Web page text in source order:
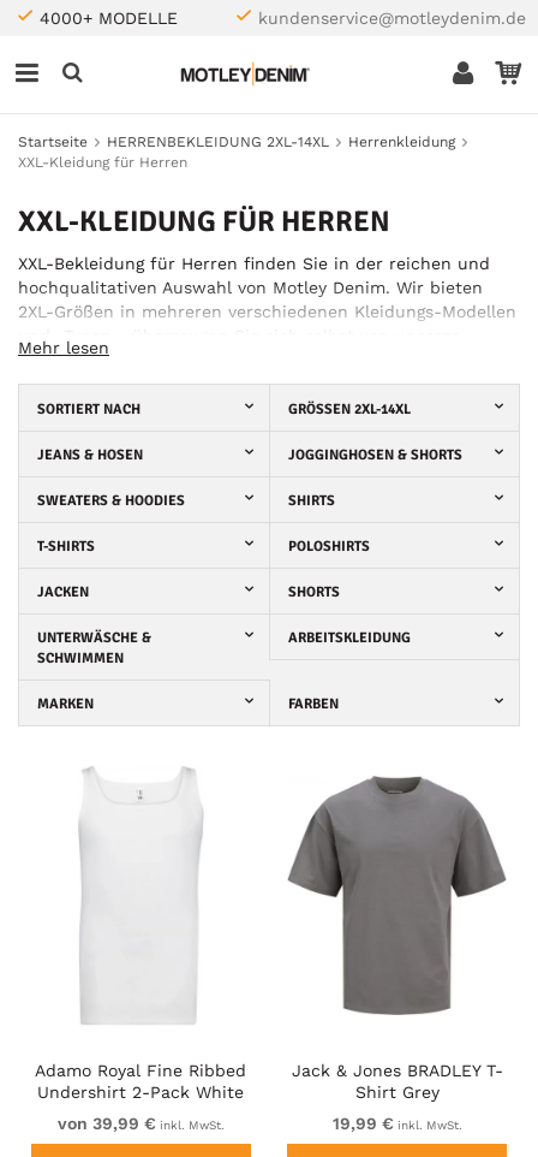
4000+ MODELLE kundenservice@motleydenim.de
Startseite HERRENBEKLEIDUNG 2XL-14XL
Herrenkleidung
XXL-Kleidung für Herren
XXL-KLEIDUNG FÜR HERREN
XXL-Bekleidung für Herren finden Sie in der reichen und
hochqualitativen Auswahl von Motley Denim. Wir bieten
2XL-Größen in mehreren verschiedenen Kleidungs-Modellen
großen Auswahl! Sie können die XXL-Größe in jeder unserer
Kategorien wählen, sich die Kleidungsstücke ansehen und
überrascht sein - wir haben sowohl Quantität als auch
Hoodies, -Jeans oder anderen Kleidungsstücken, können
zu finden!
Mehr lesen
SORTIERT NACH GRÖSSEN 2XL-14XL
JEANS & HOSEN JOGGINGHOSEN & SHORTS
SWEATERS & HOODIES SHIRTS
T-SHIRTS POLOSHIRTS
JACKEN SHORTS
UNTERWÄSCHE &
SCHWIMMEN
ARBEITSKLEIDUNG
MARKEN FARBEN
Adamo Royal Fine Ribbed
Undershirt 2-Pack White
von 39,99 € inkl. MwSt.
Jack & Jones BRADLEY T-
Shirt Grey
19,99 € inkl. MwSt.